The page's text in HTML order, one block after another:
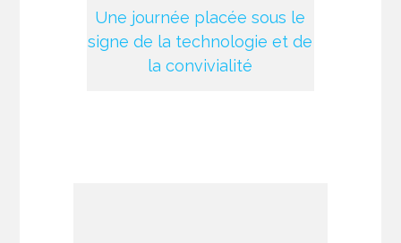
Une journée placée sous le
signe de la technologie et de
la convivialité